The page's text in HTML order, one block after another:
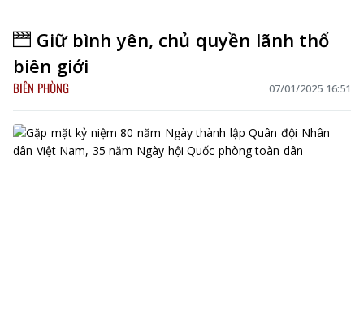
Giữ bình yên, chủ quyền lãnh thổ
biên giới
BIÊN PHÒNG 07/01/2025 16:51